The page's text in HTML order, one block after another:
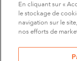
Parrainages
Suivez-nous
En cliquant sur «
le stockage de
navigation sur le
nos efforts de